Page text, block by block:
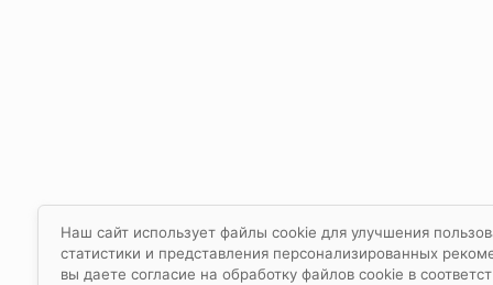
Наш сайт использует файлы cookie для улучшения
статистики и представления персонализированных
вы даете согласие на обработку файлов cookie в